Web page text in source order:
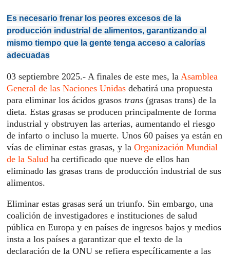
Es necesario frenar los peores excesos de la
producción industrial de alimentos, garantizando al
mismo tiempo que la gente tenga acceso a calorías
adecuadas
03 septiembre 2025.- A finales de este mes, laAsamblea
General de las Naciones Unidas debatirá una propuesta
para eliminar los ácidos grasostrans (grasas trans) de la
dieta. Estas grasas se producen principalmente de forma
industrial y obstruyen las arterias, aumentando el riesgo
de infarto o incluso la muerte. Unos 60 países ya están en
vías de eliminar estas grasas, y laOrganización Mundial
de la Salud ha certificado que nueve de ellos han
eliminado las grasas trans de producción industrial de sus
alimentos.
Eliminar estas grasas será un triunfo. Sin embargo, una
coalición de investigadores e instituciones de salud
pública en Europa y en países de ingresos bajos y medios
insta a los países a garantizar que el texto de la
declaración de la ONU se refiera específicamente a las